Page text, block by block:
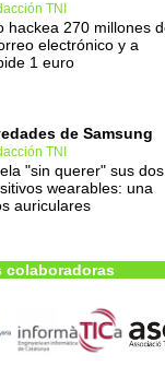
TNI
hackea 270 millones
electrónico y a
1 euro
de Samsung
TNI
"sin querer" sus dos
wearables: una
auriculares
colaboradoras